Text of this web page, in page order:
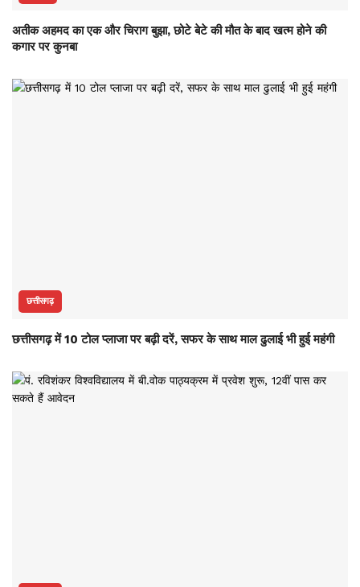
अतीक अहमद का एक और चिराग बुझा, छोटे बेटे की मौत के बाद खत्म होने की
कगार पर कुनबा
छत्तीसगढ़
छत्तीसगढ़ में 10 टोल प्लाजा पर बढ़ी दरें, सफर के साथ माल ढुलाई भी हुई महंगी